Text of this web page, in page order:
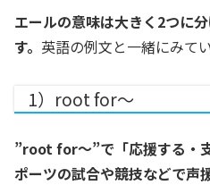
エールの意味は大きく2つに
す。 英語の例文と一緒にみて
1）root for〜
”root for〜”で「応援する・
ポーツの試合や競技などで声